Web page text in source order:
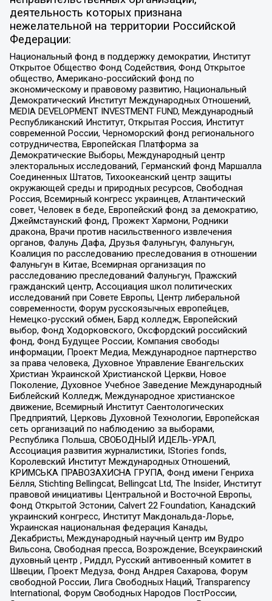
деятельность которых признана
нежелательной на территории Российской
Федерации:
Национальный фонд в поддержку демократии, Институт
Открытое Общество Фонд Содействия, Фонд Открытое
общество, Американо-российский фонд по
экономическому и правовому развитию, Национальный
Демократический Институт Международных Отношений,
MEDIA DEVELOPMENT INVESTMENT FUND, Международный
Республиканский Институт, Открытая Россия, Институт
современной России, Черноморский фонд регионального
сотрудничества, Европейская Платформа за
Демократические Выборы, Международный центр
электоральных исследований, Германский фонд Маршалла
Соединенных Штатов, Тихоокеанский центр защиты
окружающей среды и природных ресурсов, Свободная
Россия, Всемирный конгресс украинцев, Атлантический
совет, Человек в беде, Европейский фонд за демократию,
Джеймстаунский фонд, Прожект Хармони, Родники
дракона, Врачи против насильственного извлечения
органов, Фалунь Дафа, Друзья Фалуньгун, Фалуньгун,
Коалиция по расследованию преследования в отношении
Фалуньгун в Китае, Всемирная организация по
расследованию преследований Фалуньгун, Пражский
гражданский центр, Ассоциация школ политических
исследований при Совете Европы, Центр либеральной
современности, Форум русскоязычных европейцев,
Немецко-русский обмен, Бард колледж, Европейский
выбор, Фонд Ходорковского, Оксфордский российский
фонд, Фонд Будущее России, Компания свободы
информации, Проект Медиа, Международное партнерство
за права человека, Духовное Управление Евангельских
Христиан Украинской Христианской Церкви, Новое
Поколение, Духовное Учебное Заведение Международный
Библейский Колледж, Международное христианское
движение, Всемирный Институт Саентологических
Предприятий, Церковь Духовной Технологии, Европейская
сеть организаций по наблюдению за выборами,
Республика Польша, СВОБОДНЫЙ ИДЕЛЬ-УРАЛ,
Ассоциация развития журналистики, IStories fonds,
Королевский Институт Международных Отношений,
КРИМСЬКА ПРАВОЗАХИСНА ГРУПА, Фонд имени Генриха
Бёлля, Stichting Bellingcat, Bellingcat Ltd, The Insider, Институт
правовой инициативы Центральной и Восточной Европы,
Фонд Открытой Эстонии, Calvert 22 Foundation, Канадский
украинский конгресс, Институт Макдональда-Лорье,
Украинская национальная федерация Канады,
Декабристы, Международный научный центр им Вудро
Вильсона, Свободная пресса, Возрождение, Всеукраинский
духовный центр , Риддл, Русский антивоенный комитет в
Швеции, Проект Медуза, Фонд Андрея Сахарова, Форум
свободной России, Лига Свободных Наций, Transparеncy
International, Форум Свободных Народов ПостРоссии,